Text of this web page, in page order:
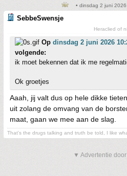
• dinsdag 2 juni
SebbeSwensje
Heraclied of
Op dinsdag 2 juni 2026
volgende:
ik moet bekennen dat ik me
Ok groetjes
Aaah, jij valt dus op hele dikke
uit zolang de omvang van de
maat, gaan we mee aan de slag.
That's the drugs talking and truth be told, I like
▼ Advertentie